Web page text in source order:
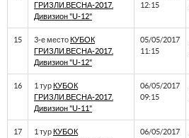
ГРИЗЛИ.ВЕСНА-2017.
Дивизион "U-12"
12:15
15 3-е местоКУБОК
ГРИЗЛИ.ВЕСНА-2017.
Дивизион "U-12"
05/05/2017
11:15
16 1 турКУБОК
ГРИЗЛИ.ВЕСНА-2017.
Дивизион "U-11"
06/05/2017
09:15
17 1 турКУБОК
06/05/2017